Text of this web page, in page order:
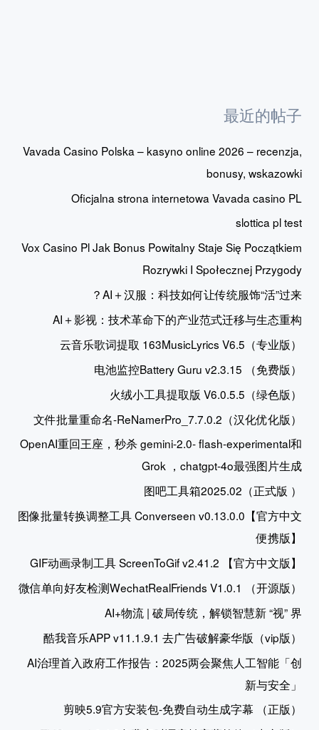
最近的帖子
Vavada Casino Polska – kasyno online 2026 – recenzja,
bonusy, wskazowki
Oficjalna strona internetowa Vavada casino PL
slottica pl test
Vox Casino Pl Jak Bonus Powitalny Staje Się Początkiem
Rozrywki I Społecznej Przygody
AI＋汉服：科技如何让传统服饰“活”过来？
AI＋影视：技术革命下的产业范式迁移与生态重构
云音乐歌词提取 163MusicLyrics V6.5（专业版）
电池监控Battery Guru v2.3.15 （免费版）
火绒小工具提取版 V6.0.5.5（绿色版）
文件批量重命名-ReNamerPro_7.7.0.2（汉化优化版）
OpenAI重回王座，秒杀 gemini-2.0- flash-experimental和
Grok ，chatgpt-4o最强图片生成
图吧工具箱2025.02（正式版 ）
图像批量转换调整工具 Converseen v0.13.0.0【官方中文
便携版】
GIF动画录制工具 ScreenToGif v2.41.2 【官方中文版】
微信单向好友检测WechatRealFriends V1.0.1 （开源版）
AI+物流 | 破局传统，解锁智慧新 “视” 界
酷我音乐APP v11.1.9.1 去广告破解豪华版（vip版）
AI治理首入政府工作报告：2025两会聚焦人工智能「创
新与安全」
剪映5.9官方安装包-免费自动生成字幕 （正版）